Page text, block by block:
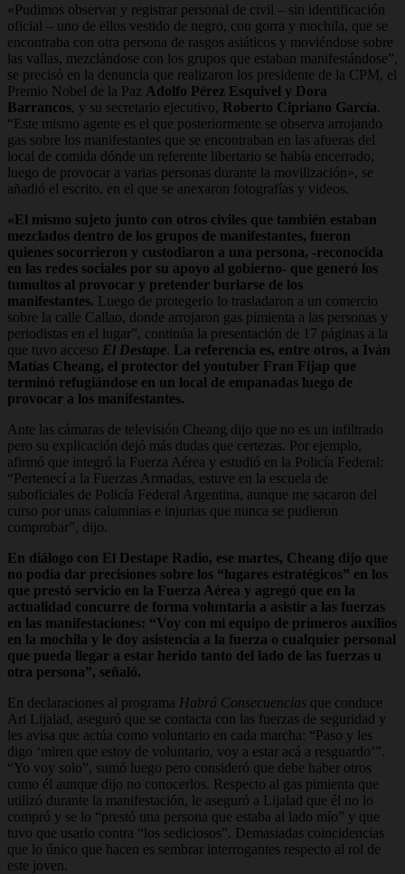
«Pudimos observar y registrar personal de civil – sin identificación
oficial – uno de ellos vestido de negro, con gorra y mochila, que se
encontraba con otra persona de rasgos asiáticos y moviéndose sobre
las vallas, mezclándose con los grupos que estaban manifestándose”,
se precisó en la denuncia que realizaron los presidente de la CPM, el
Premio Nobel de la Paz Adolfo Pérez Esquivel y Dora
Barrancos, y su secretario ejecutivo, Roberto Cipriano García.
“Este mismo agente es el que posteriormente se observa arrojando
gas sobre los manifestantes que se encontraban en las afueras del
local de comida dónde un referente libertario se había encerrado,
luego de provocar a varias personas durante la movilización», se
añadió el escrito, en el que se anexaron fotografías y videos.
«El mismo sujeto junto con otros civiles que también estaban
mezclados dentro de los grupos de manifestantes, fueron
quienes socorrieron y custodiaron a una persona, -reconocida
en las redes sociales por su apoyo al gobierno- que generó los
tumultos al provocar y pretender burlarse de los
manifestantes. Luego de protegerlo lo trasladaron a un comercio
sobre la calle Callao, donde arrojaron gas pimienta a las personas y
periodistas en el lugar”, continúa la presentación de 17 páginas a la
que tuvo acceso El Destape. La referencia es, entre otros, a Iván
Matías Cheang, el protector del youtuber Fran Fijap que
terminó refugiándose en un local de empanadas luego de
provocar a los manifestantes.
Ante las cámaras de televisión Cheang dijo que no es un infiltrado
pero su explicación dejó más dudas que certezas. Por ejemplo,
afirmó que integró la Fuerza Aérea y estudió en la Policía Federal:
“Pertenecí a la Fuerzas Armadas, estuve en la escuela de
suboficiales de Policía Federal Argentina, aunque me sacaron del
curso por unas calumnias e injurias que nunca se pudieron
comprobar”, dijo.
En diálogo con El Destape Radio, ese martes, Cheang dijo que
no podía dar precisiones sobre los “lugares estratégicos” en los
que prestó servicio en la Fuerza Aérea y agregó que en la
actualidad concurre de forma voluntaria a asistir a las fuerzas
en las manifestaciones: “Voy con mi equipo de primeros auxilios
en la mochila y le doy asistencia a la fuerza o cualquier personal
que pueda llegar a estar herido tanto del lado de las fuerzas u
otra persona”, señaló.
En declaraciones al programa Habrá Consecuencias que conduce
Ari Lijalad, aseguró que se contacta con las fuerzas de seguridad y
les avisa que actúa como voluntario en cada marcha: “Paso y les
digo ‘miren que estoy de voluntario, voy a estar acá a resguardo’”.
“Yo voy solo”, sumó luego pero consideró que debe haber otros
como él aunque dijo no conocerlos. Respecto al gas pimienta que
utilizó durante la manifestación, le aseguró a Lijalad que él no lo
compró y se lo “prestó una persona que estaba al lado mío” y que
tuvo que usarlo contra “los sediciosos”. Demasiadas coincidencias
que lo único que hacen es sembrar interrogantes respecto al rol de
este joven.